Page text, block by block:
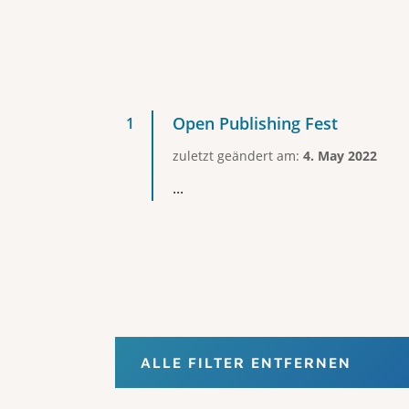
Open Publishing Fest
zuletzt geändert am: 4. May 2022
...
ALLE FILTER ENTFERNEN